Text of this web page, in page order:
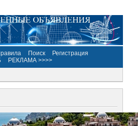
Поиск
Регистрация
РЕКЛАМА >>>>